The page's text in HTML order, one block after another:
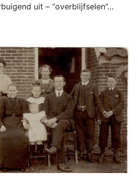
uit – “overblijfselen”…